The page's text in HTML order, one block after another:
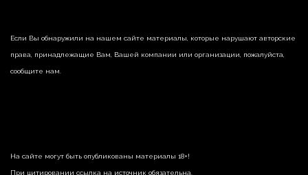
Если Вы обнаружили на нашем сайте материалы, которые нарушают авторские
права, принадлежащие Вам, Вашей компании или организации, пожалуйста,
сообщите нам.
На сайте могут быть опубликованы материалы 18+!
При цитировании ссылка на источник обязательна.